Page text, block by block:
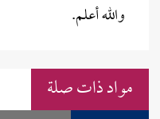
والله أعلم.
مواد ذات صلة